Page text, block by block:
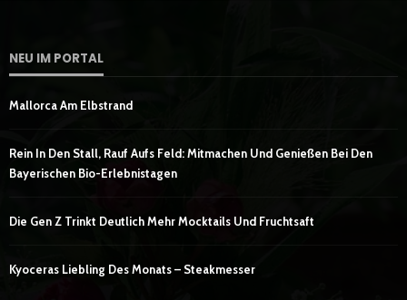
NEU IM PORTAL
Mallorca Am Elbstrand
Rein In Den Stall, Rauf Aufs Feld: Mitmachen Und Genießen Bei Den
Bayerischen Bio-Erlebnistagen
Die Gen Z Trinkt Deutlich Mehr Mocktails Und Fruchtsaft
Kyoceras Liebling Des Monats – Steakmesser